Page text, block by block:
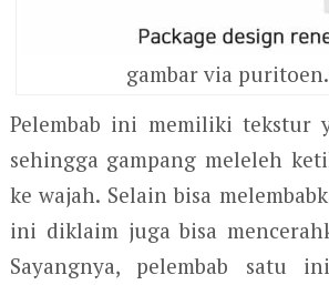
gambar via
Pelembab ini memiliki tekstur
sehingga gampang meleleh
ke wajah. Selain bisa
ini diklaim juga bisa
Sayangnya, pelembab satu